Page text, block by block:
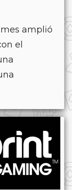
amplió
el